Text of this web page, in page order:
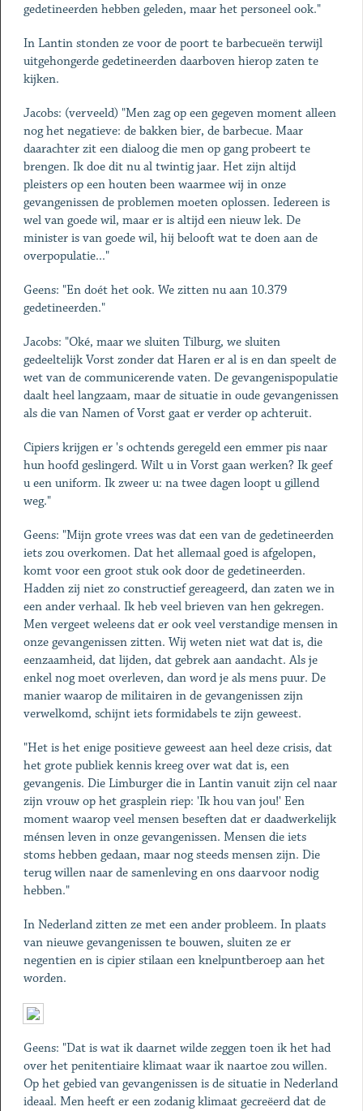
gedetineerden hebben geleden, maar het personeel ook."
In Lantin stonden ze voor de poort te barbecueën terwijl
uitgehongerde gedetineerden daarboven hierop zaten te
kijken.
Jacobs: (verveeld) "Men zag op een gegeven moment alleen
nog het negatieve: de bakken bier, de barbecue. Maar
daarachter zit een dialoog die men op gang probeert te
brengen. Ik doe dit nu al twintig jaar. Het zijn altijd
pleisters op een houten been waarmee wij in onze
gevangenissen de problemen moeten oplossen. Iedereen is
wel van goede wil, maar er is altijd een nieuw lek. De
minister is van goede wil, hij belooft wat te doen aan de
overpopulatie..."
Geens: "En doét het ook. We zitten nu aan 10.379
gedetineerden."
Jacobs: "Oké, maar we sluiten Tilburg, we sluiten
gedeeltelijk Vorst zonder dat Haren er al is en dan speelt de
wet van de communicerende vaten. De gevangenispopulatie
daalt heel langzaam, maar de situatie in oude gevangenissen
als die van Namen of Vorst gaat er verder op achteruit.
Cipiers krijgen er 's ochtends geregeld een emmer pis naar
hun hoofd geslingerd. Wilt u in Vorst gaan werken? Ik geef
u een uniform. Ik zweer u: na twee dagen loopt u gillend
weg."
Geens: "Mijn grote vrees was dat een van de gedetineerden
iets zou overkomen. Dat het allemaal goed is afgelopen,
komt voor een groot stuk ook door de gedetineerden.
Hadden zij niet zo constructief gereageerd, dan zaten we in
een ander verhaal. Ik heb veel brieven van hen gekregen.
Men vergeet weleens dat er ook veel verstandige mensen in
onze gevangenissen zitten. Wij weten niet wat dat is, die
eenzaamheid, dat lijden, dat gebrek aan aandacht. Als je
enkel nog moet overleven, dan word je als mens puur. De
manier waarop de militairen in de gevangenissen zijn
verwelkomd, schijnt iets formidabels te zijn geweest.
"Het is het enige positieve geweest aan heel deze crisis, dat
het grote publiek kennis kreeg over wat dat is, een
gevangenis. Die Limburger die in Lantin vanuit zijn cel naar
zijn vrouw op het grasplein riep: 'Ik hou van jou!' Een
moment waarop veel mensen beseften dat er daadwerkelijk
ménsen leven in onze gevangenissen. Mensen die iets
stoms hebben gedaan, maar nog steeds mensen zijn. Die
terug willen naar de samenleving en ons daarvoor nodig
hebben."
In Nederland zitten ze met een ander probleem. In plaats
van nieuwe gevangenissen te bouwen, sluiten ze er
negentien en is cipier stilaan een knelpuntberoep aan het
worden.
Geens: "Dat is wat ik daarnet wilde zeggen toen ik het had
over het penitentiaire klimaat waar ik naartoe zou willen.
Op het gebied van gevangenissen is de situatie in Nederland
ideaal. Men heeft er een zodanig klimaat gecreëerd dat de